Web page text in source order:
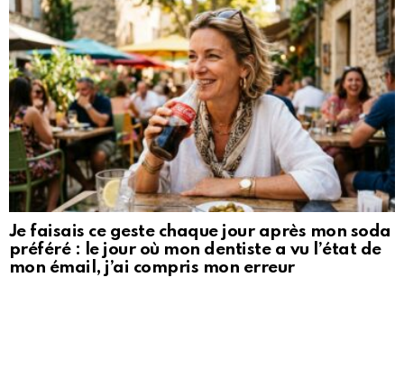
Je faisais ce geste chaque jour après mon soda
préféré : le jour où mon dentiste a vu l’état de
mon émail, j’ai compris mon erreur